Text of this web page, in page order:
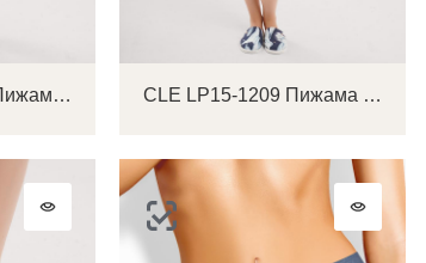
CLE LP15-1209/2 Пижама женская CLE LP15-1209 Пижама женская